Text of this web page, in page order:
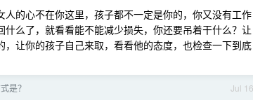
的心不在你这里，孩子都不一定是你的，你又没有工作
么了，就看看能不能减少损失，你还要吊着干什么？让
让你的孩子自己来取，看看他的态度，也检查一下到底
Jul 16
是？